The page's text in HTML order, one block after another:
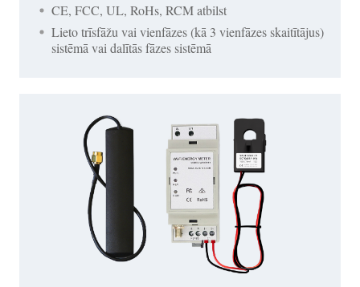
CE, FCC, UL, RoHs, RCM atbilst
Lieto trīsfāžu vai vienfāzes (kā 3 vienfāzes skaitītājus)
sistēmā vai dalītās fāzes sistēmā